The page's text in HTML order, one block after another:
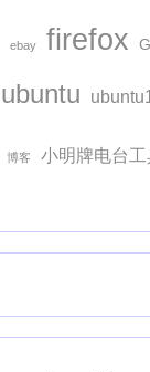
ebay firefox
ubuntu
博客 小明牌电台工